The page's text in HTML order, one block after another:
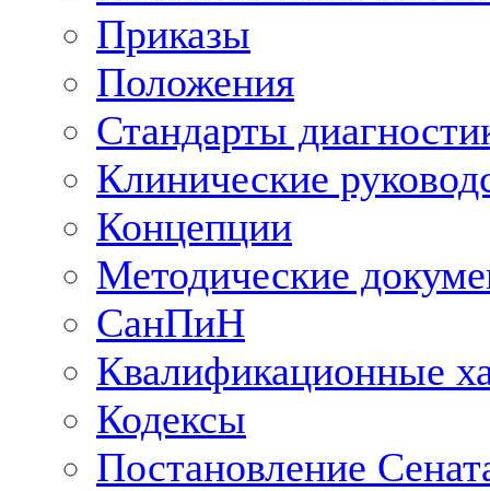
Приказы
Положения
Стандарты
Клинические
Концепции
Методические
СанПиН
Квалификационные
Кодексы
Постановление